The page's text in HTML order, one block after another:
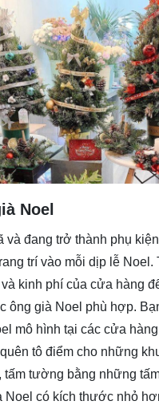
Noel
và đang trở thành phụ
trí vào mỗi dịp lễ Noel.
kinh phí của cửa hàng
ông già Noel phù hợp.
mô hình tại các cửa
tô điểm cho những
tấm tường bằng những
Noel có kích thước nhỏ